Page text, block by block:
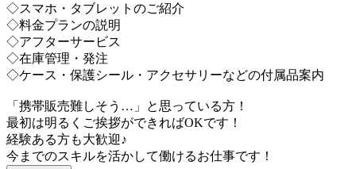
◇スマホ・タブレットのご紹介
◇料金プランの説明
◇アフターサービス
◇在庫管理・発注
◇ケース・保護シール・アクセサリーなどの付属品案内
「携帯販売難しそう…」と思っている方！
最初は明るくご挨拶ができればOKです！
経験ある方も大歓迎♪
今までのスキルを活かして働けるお仕事です！